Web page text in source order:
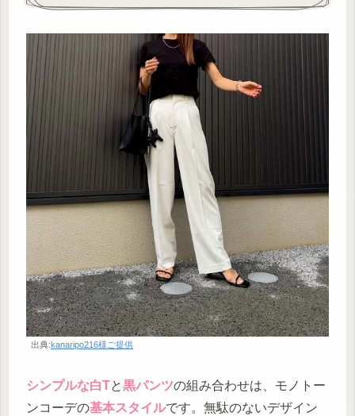
出典:kanaripo216様ご提供
シンプルな白Tと黒パンツの組み合わせは、モノトー
ンコーデの基本スタイルです。無駄のないデザイン